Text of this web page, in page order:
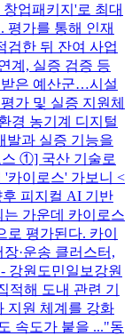
업패키지'로 최대
평가를 통해 인재
검한 뒤 잔여 사업
계, 실증 검증 등
은 예산군…시설
가 및 실증 지원체
경 농기계 디지털
발과 실증 기능을
스 ①] 국산 기술로
카이로스' 가보니 <
피지컬 AI 기반
가운데 카이로스
평가된다. 카이
·운송 클러스터,
강원도민일보강원
적해 도내 관련 기
지원 체계를 강화
속도가 붙을 ..."동